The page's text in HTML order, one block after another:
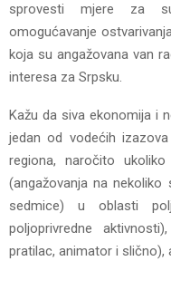
sprovesti mjere za
omogućavanje
koja su angažovana van
interesa za Srpsku.
Kažu da siva ekonomija i
jedan od vodećih
regiona, naročito
(angažovanja na
sedmice) u oblasti
poljoprivredne
pratilac, animator i slično),